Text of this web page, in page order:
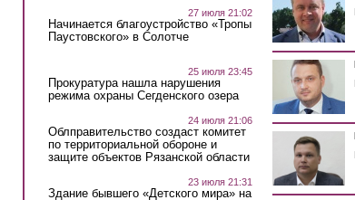
27 июля 21:02
Начинается благоустройство «Тропы
Паустовского» в Солотче
25 июля 23:45
Прокуратура нашла нарушения
режима охраны Сегденского озера
24 июля 21:06
Облправительство создаст комитет
по территориальной обороне и
защите объектов Рязанской области
23 июля 21:31
Здание бывшего «Детского мира» на